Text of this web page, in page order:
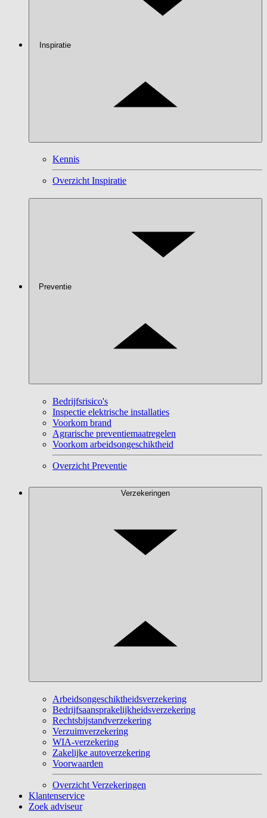
Inspiratie
Kennis
Overzicht Inspiratie
Preventie
Bedrijfsrisico's
Inspectie elektrische installaties
Voorkom brand
Agrarische preventiemaatregelen
Voorkom arbeidsongeschiktheid
Overzicht Preventie
Verzekeringen
Arbeidsongeschiktheidsverzekering
Bedrijfsaansprakelijkheidsverzekering
Rechtsbijstandverzekering
Verzuimverzekering
WIA-verzekering
Zakelijke autoverzekering
Voorwaarden
Overzicht Verzekeringen
Klantenservice
Zoek adviseur